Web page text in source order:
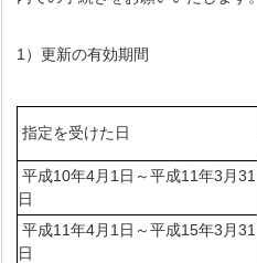
1）更新の有効期間
指定を受けた日
平成10年4月1日～平成11年3月31
日
平成11年4月1日～平成15年3月31
日